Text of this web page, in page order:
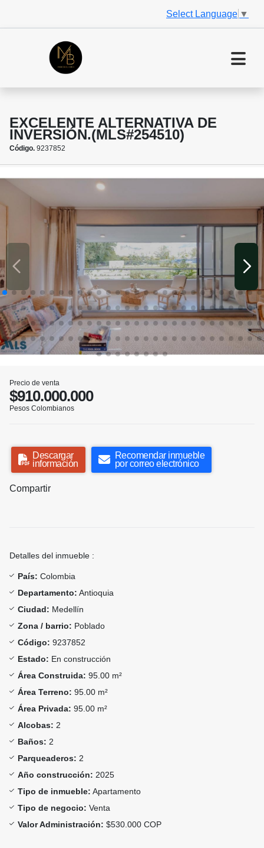
Select Language ▼
EXCELENTE ALTERNATIVA DE
INVERSIÓN.(MLS#254510)
Código. 9237852
Precio de venta
$910.000.000
Pesos Colombianos
Descargar
información
Recomendar inmueble
por correo electrónico
Compartir
Detalles del inmueble :
País: Colombia
Departamento: Antioquia
Ciudad: Medellín
Zona / barrio: Poblado
Código: 9237852
Estado: En construcción
Área Construida: 95.00 m²
Área Terreno: 95.00 m²
Área Privada: 95.00 m²
Alcobas: 2
Baños: 2
Parqueaderos: 2
Año construcción: 2025
Tipo de inmueble: Apartamento
Tipo de negocio: Venta
Valor Administración: $530.000 COP